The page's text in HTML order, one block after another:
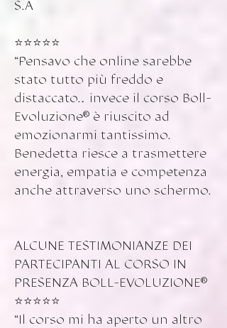
S.A
⭐️⭐️⭐️⭐️⭐️
“Pensavo che online sarebbe
stato tutto più freddo e
distaccato… invece il corso Boll-
Evoluzione®️ è riuscito ad
emozionarmi tantissimo.
Benedetta riesce a trasmettere
energia, empatia e competenza
anche attraverso uno schermo.
ALCUNE TESTIMONIANZE DEI
PARTECIPANTI AL CORSO IN
PRESENZA BOLL-EVOLUZIONE®
⭐️⭐️⭐️⭐️⭐️
“Il corso mi ha aperto un altro